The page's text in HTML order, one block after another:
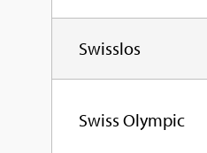
Swiss­los
Swiss Olym­pic